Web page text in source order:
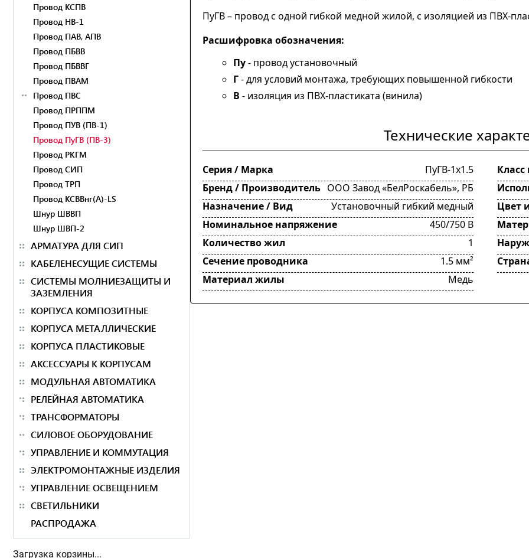
Провод КСПВ
Провод НВ-1
Провод ПАВ, АПВ
Провод ПБВВ
Провод ПБВВГ
Провод ПВАМ
Провод ПВС
Провод ПРППМ
Провод ПУВ (ПВ-1)
Провод ПуГВ (ПВ-3)
Провод РКГМ
Провод СИП
Провод ТРП
Провод КСВВнг(А)-LS
Шнур ШВВП
Шнур ШВП-2
АРМАТУРА ДЛЯ СИП
КАБЕЛЕНЕСУЩИЕ СИСТЕМЫ
СИСТЕМЫ МОЛНИЕЗАЩИТЫ И
ЗАЗЕМЛЕНИЯ
КОРПУСА КОМПОЗИТНЫЕ
КОРПУСА МЕТАЛЛИЧЕСКИЕ
КОРПУСА ПЛАСТИКОВЫЕ
АКСЕССУАРЫ К КОРПУСАМ
МОДУЛЬНАЯ АВТОМАТИКА
РЕЛЕЙНАЯ АВТОМАТИКА
ТРАНСФОРМАТОРЫ
СИЛОВОЕ ОБОРУДОВАНИЕ
УПРАВЛЕНИЕ И КОММУТАЦИЯ
ЭЛЕКТРОМОНТАЖНЫЕ ИЗДЕЛИЯ
УПРАВЛЕНИЕ ОСВЕЩЕНИЕМ
СВЕТИЛЬНИКИ
РАСПРОДАЖА
ПуГВ – провод с одной гибкой медной жилой, с изоляцией из ПВХ-
Расшифровка обозначения:
Пу- провод установочный
Г- для условий монтажа, требующих повышенной гибкости
В - изоляция из ПВХ-пластиката (винила)
Технические
Серия / Марка
ПуГВ-1х1.5
Бренд / Производитель ООО Завод «БелРоскабель», РБ
Назначение / Вид
Установочный гибкий медный
Номинальное напряжение
450/750 В
Количество жил
1
Сечение проводника
1.5 мм²
Материал жилы
Медь
Цвет
Загрузка корзины...